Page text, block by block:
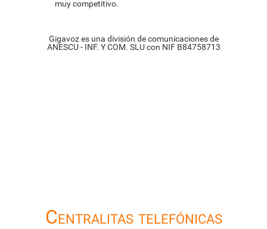
muy competitivo.
Gigavoz es una división de comunicaciones de
ANESCU - INF. Y COM. SLU con NIF B84758713
Centralitas telefónicas